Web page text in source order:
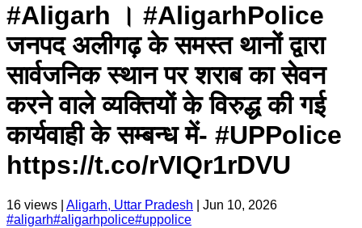
#Aligarh । #AligarhPolice
जनपद अलीगढ़ के समस्त थानों द्वारा
सार्वजनिक स्थान पर शराब का सेवन
करने वाले व्यक्तियों के विरुद्ध की गई
कार्यवाही के सम्बन्ध में- #UPPolice
https://t.co/rVIQr1rDVU
16 views | Aligarh, Uttar Pradesh
Jun 10, 2026
#aligarh#aligarhpolice#uppolice